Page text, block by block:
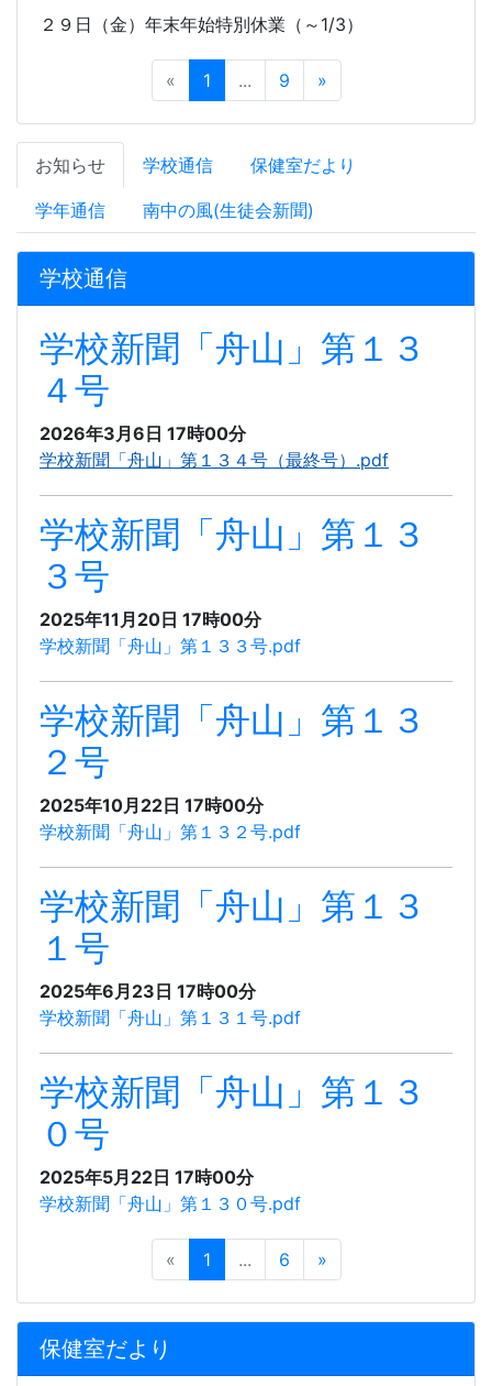
２９日（金）年末年始特別休業（～ 1/3）
« 1 ... 9 »
お知らせ 学校通信 保健室だより
学年通信 南中の風(生徒会新聞)
学校通信
学校新聞「舟山」第１３
４号
2026年3月6日 17時00分
学校新聞「舟山」第１３４号（最終号）.pdf
学校新聞「舟山」第１３
３号
2025年11月20日 17時00分
学校新聞「舟山」第１３３号.pdf
学校新聞「舟山」第１３
２号
2025年10月22日 17時00分
学校新聞「舟山」第１３２号.pdf
学校新聞「舟山」第１３
１号
2025年6月23日 17時00分
学校新聞「舟山」第１３１号.pdf
学校新聞「舟山」第１３
０号
2025年5月22日 17時00分
学校新聞「舟山」第１３０号.pdf
« 1 ... 6 »
保健室だより